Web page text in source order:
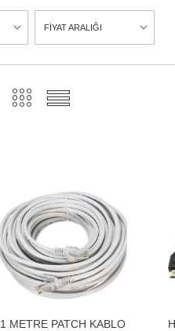
FİYAT ARALIĞI
1 METRE PATCH KABLO